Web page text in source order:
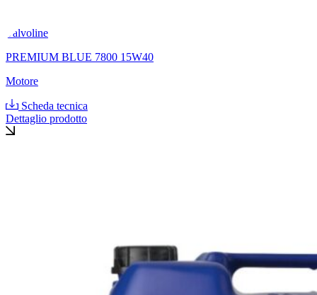
Valvoline
PREMIUM BLUE 7800 15W40
Motore
Scheda tecnica
Dettaglio prodotto